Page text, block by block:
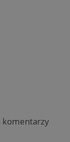
komentarzy